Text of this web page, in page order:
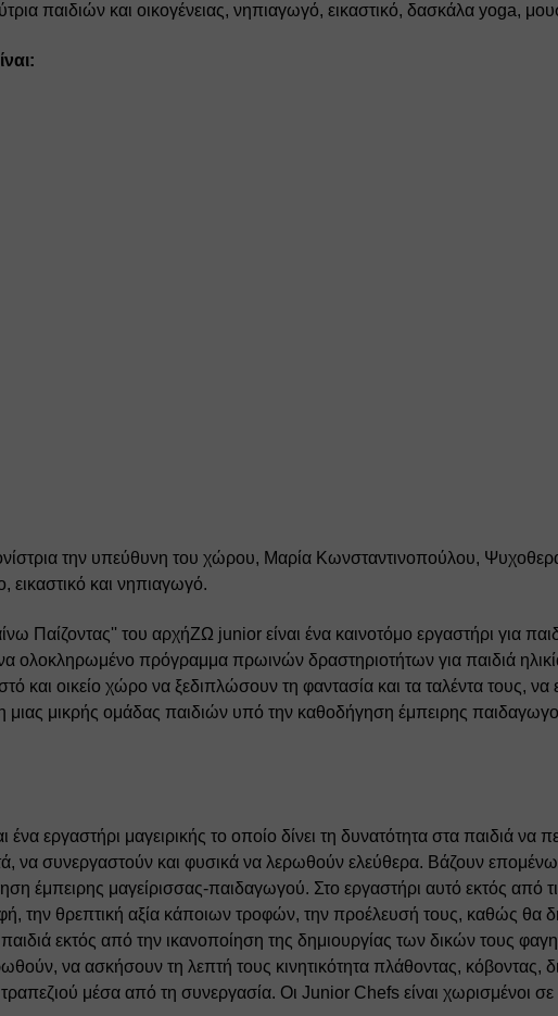
παιδιών και οικογένειας, νηπιαγωγό, εικαστικό, δασκάλα yoga,
την υπεύθυνη του χώρου, Μαρία Κωνσταντινοπούλου,
εικαστικό και νηπιαγωγό.
Παίζοντας'' του αρχήΖΩ junior είναι ένα καινοτόμο εργαστήρι για
ολοκληρωμένο πρόγραμμα πρωινών δραστηριοτήτων για παιδιά
και οικείο χώρο να ξεδιπλώσουν τη φαντασία και τα ταλέντα τους,
μικρής ομάδας παιδιών υπό την καθοδήγηση έμπειρης
ένα εργαστήρι μαγειρικής το οποίο δίνει τη δυνατότητα στα παιδιά να
να συνεργαστούν και φυσικά να λερωθούν ελεύθερα. Βάζουν
έμπειρης μαγείρισσας-παιδαγωγού. Στο εργαστήρι αυτό εκτός από
την θρεπτική αξία κάποιων τροφών, την προέλευσή τους, καθώς
εκτός από την ικανοποίηση της δημιουργίας των δικών τους
να ασκήσουν τη λεπτή τους κινητικότητα πλάθοντας, κόβοντας,
μέσα από τη συνεργασία. Οι Junior Chefs είναι χωρισμένοι σε